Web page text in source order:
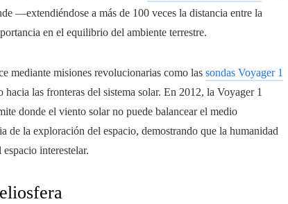
—extendiéndose a más de 100 veces la distancia entre la
en el equilibrio del ambiente terrestre.
mediante misiones revolucionarias como las sondas Voyager 1
las fronteras del sistema solar. En 2012, la Voyager 1
donde el viento solar no puede balancear el medio
la exploración del espacio, demostrando que la humanidad
interestelar.